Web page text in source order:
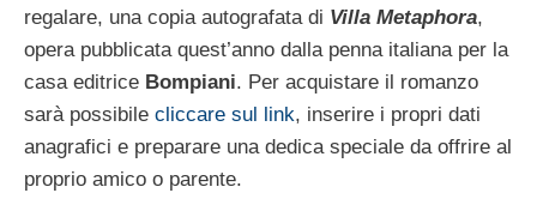
regalare, una copia autografata di Villa Metaphora,
opera pubblicata quest’anno dalla penna italiana per la
casa editrice Bompiani. Per acquistare il romanzo
sarà possibile cliccare sul link, inserire i propri dati
anagrafici e preparare una dedica speciale da offrire al
proprio amico o parente.